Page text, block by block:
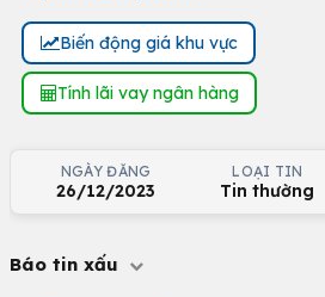
Biến động giá khu vực
Tính lãi vay ngân hàng
NGÀY ĐĂNG
26/12/2023
LOẠI TIN
Tin thường
Báo tin xấu